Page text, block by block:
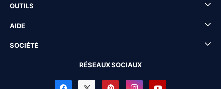
OUTILS
AIDE
SOCIÉTÉ
RÉSEAUX SOCIAUX